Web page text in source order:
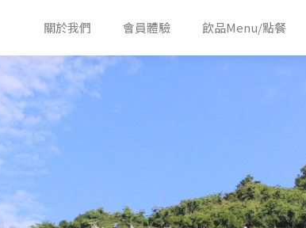
關於我們 會員體驗 飲品Menu/點餐